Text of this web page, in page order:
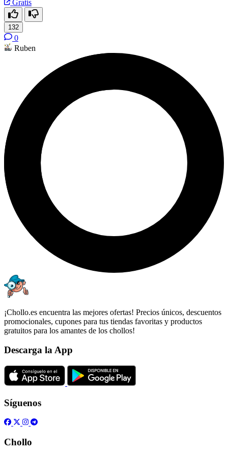
Gratis
132
0
Ruben
¡Chollo.es encuentra las mejores ofertas! Precios únicos, descuentos
promocionales, cupones para tus tiendas favoritas y productos
gratuitos para los amantes de los chollos!
Descarga la App
Síguenos
Chollo